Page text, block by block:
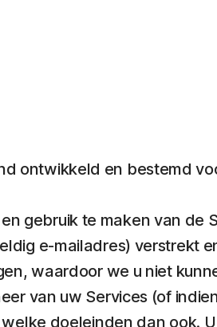
ontwikkeld en bestemd
gebruik te maken van de
e-mailadres) verstrekt
waardoor we u niet
van uw Services (of
doeleinden dan ook.